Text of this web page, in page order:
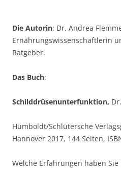
Die Autorin: Dr. Andrea
Ernährungswissenschaftlerin
Ratgeber.
Das Buch:
Schilddrüsenunterfunktion,
Humboldt/Schlütersche
Hannover 2017, 144 Seiten,
Welche Erfahrungen haben